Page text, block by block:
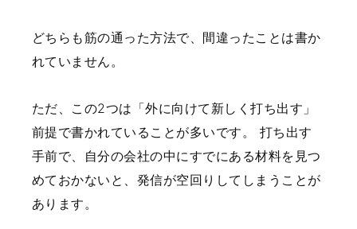
どちらも筋の通った方法で、間違ったことは書か
れていません。
ただ、この2つは「外に向けて新しく打ち出す」
前提で書かれていることが多いです。
打ち出す
手前で、自分の会社の中にすでにある材料を見つ
めておかないと、発信が空回りしてしまうことが
あります。